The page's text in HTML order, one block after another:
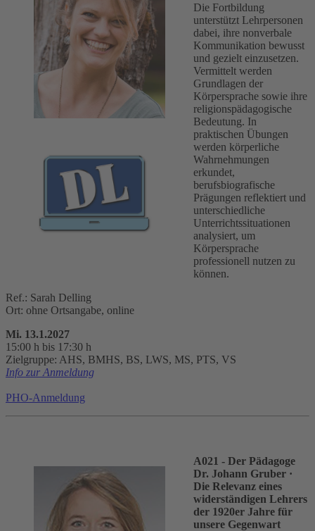
Die Fortbildung
unterstützt Lehrpersonen
dabei, ihre nonverbale
Kommunikation bewusst
und gezielt einzusetzen.
Vermittelt werden
Grundlagen der
Körpersprache sowie ihre
religionspädagogische
Bedeutung. In
praktischen Übungen
werden körperliche
Wahrnehmungen
erkundet,
berufsbiografische
Prägungen reflektiert und
unterschiedliche
Unterrichtssituationen
analysiert, um
Körpersprache
professionell nutzen zu
können.
Ref.: Sarah Delling
Ort: ohne Ortsangabe, online
Mi. 13.1.2027
15:00 h bis 17:30 h
Zielgruppe: AHS, BMHS, BS, LWS, MS, PTS, VS
Info zur Anmeldung
PHO-Anmeldung
A021 - Der Pädagoge
Dr. Johann Gruber ·
Die Relevanz eines
widerständigen Lehrers
der 1920er Jahre für
unsere Gegenwart